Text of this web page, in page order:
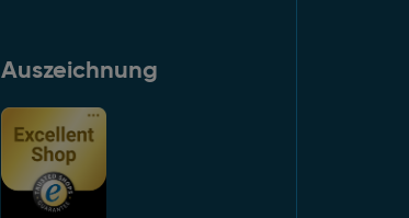
Auszeichnung